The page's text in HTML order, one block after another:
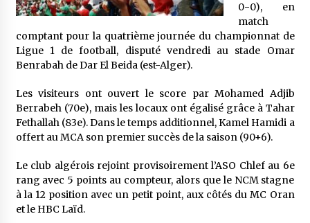
Le bouc de l’Au-delà
5 ans ago
Le monstrueux vieillard (Un récit du Sud
algérien)
5 ans ago
touareg)
5 ans ago
0-0), en
match
comptant pour la quatrième journée du championnat de
Ligue 1 de football, disputé vendredi au stade Omar
Benrabah de Dar El Beida (est-Alger).
Les visiteurs ont ouvert le score par Mohamed Adjib
Berrabeh (70e), mais les locaux ont égalisé grâce à Tahar
Fethallah (83e). Dans le temps additionnel, Kamel Hamidi a
offert au MCA son premier succès de la saison (90+6).
Le club algérois rejoint provisoirement l’ASO Chlef au 6e
rang avec 5 points au compteur, alors que le NCM stagne
à la 12 position avec un petit point, aux côtés du MC Oran
et le HBC Laïd.